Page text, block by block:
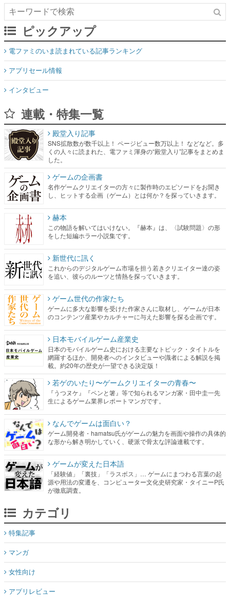
ピックアップ
電ファミのいま読まれている記事ランキング
アプリセール情報
インタビュー
連載・特集一覧
殿堂入り記事
SNS拡散数が数千以上！ ページビュー数万以上！ などなど。多
くの人々に読まれた、電ファミ渾身の“殿堂入り”記事をまとめま
した。
ゲームの企画書
名作ゲームクリエイターの方々に製作時のエピソードをお聞き
し、ヒットする企画（ゲーム）とは何か？を探っていきます。
赫本
この物語を解いてはいけない。『赫本』は、〈試験問題〉の形
をした短編ホラー小説集です。
新世代に訊く
これからのデジタルゲーム市場を担う若きクリエイター達の姿
を追い、彼らのルーツと情熱を探っていきます。
ゲーム世代の作家たち
ゲームに多大な影響を受けた作家さんに取材し、ゲームが日本
のコンテンツ産業やカルチャーに与えた影響を探る企画です。
日本モバイルゲーム産業史
日本のモバイルゲーム史における主要なトピック・タイトルを
網羅するほか、開発者へのインタビューや識者による解説を掲
載。約20年の歴史が一望できる決定版！
若ゲのいたり〜ゲームクリエイターの青春〜
『うつヌケ』『ペンと箸』等で知られるマンガ家・田中圭一先
生によるゲーム業界レポートマンガです。
なんでゲームは面白い？
ゲーム開発者・hamatsu氏がゲームの魅力を画面や操作の具体的
な形から解き明かしていく、硬派で骨太な評論連載です。
ゲームが変えた日本語
「経験値」「裏技」「ラスボス」… ゲームにまつわる言葉の起
源や用法の変遷を、コンピューター文化史研究家・タイニーP氏
が徹底調査。
カテゴリ
特集記事
マンガ
女性向け
アプリレビュー